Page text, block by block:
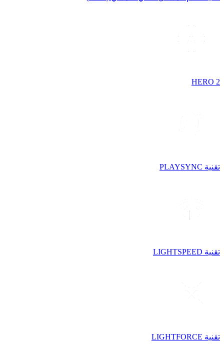
HERO 2
تقنية PLAYSYNC
تقنية LIGHTSPEED
تقنية LIGHTFORCE